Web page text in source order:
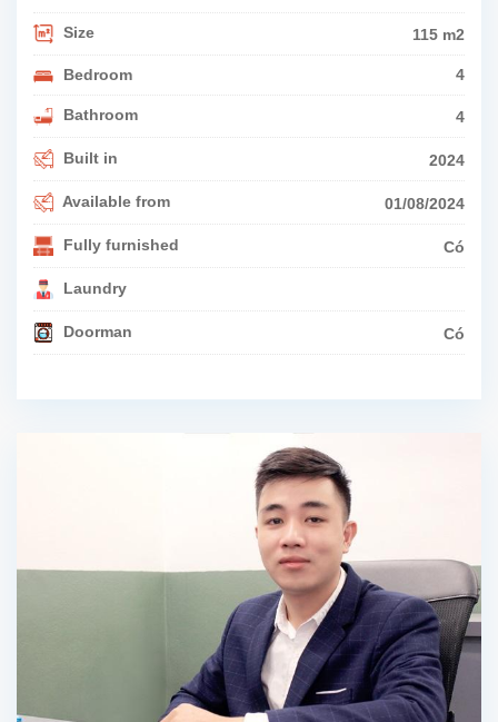
Size 115 m2
Bedroom 4
Bathroom 4
Built in 2024
Available from 01/08/2024
Fully furnished Có
Laundry
Doorman Có